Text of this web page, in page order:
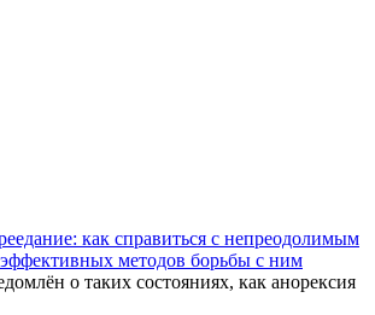
как справиться с непреодолимым
методов борьбы с ним
о таких состояниях, как анорексия